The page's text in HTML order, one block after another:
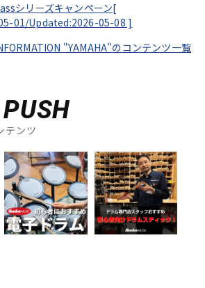
シリーズキャンペーン[
01/Updated:2026-05-08 ]
"YAMAHA"のコンテンツ一覧
テンツ